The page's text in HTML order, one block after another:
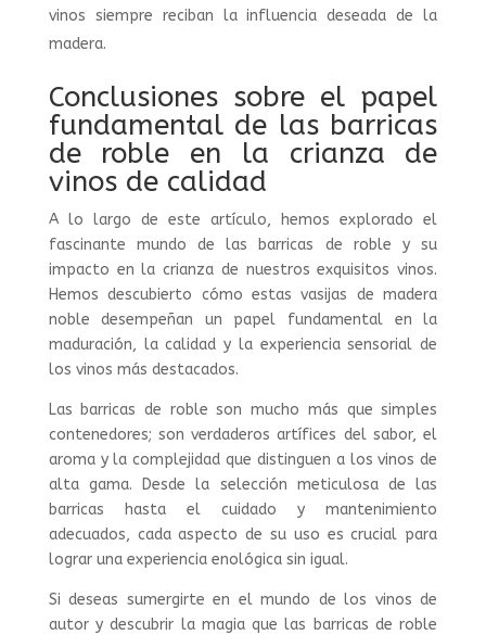
vinos siempre reciban la influencia deseada de la
madera.
Conclusiones sobre el papel
fundamental de las barricas
de roble en la crianza de
vinos de calidad
A lo largo de este artículo, hemos explorado el
fascinante mundo de las barricas de roble y su
impacto en la crianza de nuestros exquisitos vinos.
Hemos descubierto cómo estas vasijas de madera
noble desempeñan un papel fundamental en la
maduración, la calidad y la experiencia sensorial de
los vinos más destacados.
Las barricas de roble son mucho más que simples
contenedores; son verdaderos artífices del sabor, el
aroma y la complejidad que distinguen a los vinos de
alta gama. Desde la selección meticulosa de las
barricas hasta el cuidado y mantenimiento
adecuados, cada aspecto de su uso es crucial para
lograr una experiencia enológica sin igual.
Si deseas sumergirte en el mundo de los vinos de
autor y descubrir la magia que las barricas de roble